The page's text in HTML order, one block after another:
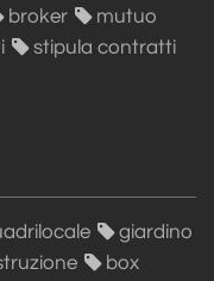
broker
mutuo
stipula contratti
giardino
box